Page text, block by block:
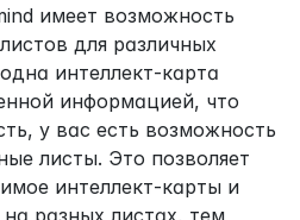
имеет возможность
для различных
интеллект-карта
информацией, что
у вас есть возможность
листы. Это позволяет
интеллект-карты и
разных листах, тем